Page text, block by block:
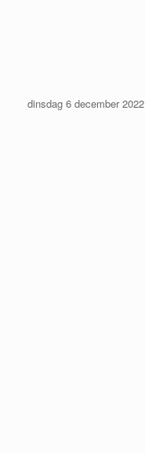
dinsdag 6 december 2022